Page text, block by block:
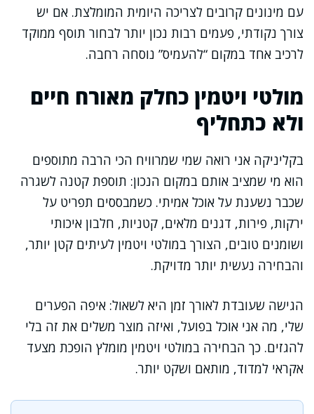
עם מינונים קרובים לצריכה היומית המומלצת. אם יש
צורך נקודתי, פעמים רבות נכון יותר לבחור תוסף ממוקד
לרכיב אחד במקום “להעמיס” נוסחה רחבה.
מולטי ויטמין כחלק מאורח חיים
ולא כתחליף
בקליניקה אני רואה שמי שמרוויח הכי הרבה מתוספים
הוא מי שמציב אותם במקום הנכון: תוספת קטנה לשגרה
שכבר נשענת על אוכל אמיתי. כשמבססים תפריט על
ירקות, פירות, דגנים מלאים, קטניות, חלבון איכותי
ושומנים טובים, הצורך במולטי ויטמין לעיתים קטן יותר,
והבחירה נעשית יותר מדויקת.
הגישה שעובדת לאורך זמן היא לשאול: איפה הפערים
שלי, מה אני אוכל בפועל, ואיזה מוצר משלים את זה בלי
להגזים. כך הבחירה במולטי ויטמין מומלץ הופכת מצעד
אקראי למדוד, מותאם ושקט יותר.